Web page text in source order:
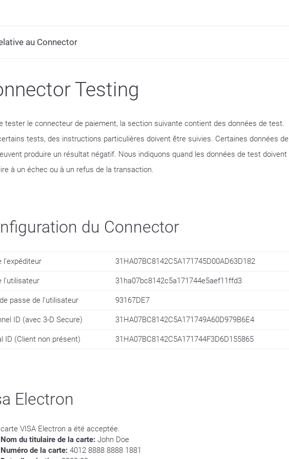
au Connector
Testing
tester le connecteur de paiement, la section suivante contient des données de test.
tests, des instructions particulières doivent être suivies. Certaines données de
produire un résultat négatif. Nous indiquons quand les données de test doivent
à un échec ou à un refus de la transaction.
du Connector
l'expéditeur 31HA07BC8142C5A171745D00AD63D182
l'utilisateur 31ha07bc8142c5a171744e5aef11ffd3
passe de l'utilisateur 93167DE7
ID (avec 3-D Secure) 31HA07BC8142C5A171749A60D979B6E4
ID (Client non présent) 31HA07BC8142C5A171744F3D6D155865
Electron
VISA Electron a été acceptée.
Nom du titulaire de la carte: John Doe
Numéro de la carte: 4012 8888 8888 1881